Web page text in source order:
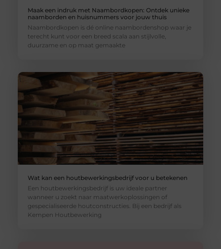
Maak een indruk met Naambordkopen: Ontdek unieke
naamborden en huisnummers voor jouw thuis
Naambordkopen is dé online naambordenshop waar je
terecht kunt voor een breed scala aan stijlvolle,
duurzame en op maat gemaakte
Wat kan een houtbewerkingsbedrijf voor u betekenen
Een houtbewerkingsbedrijf is uw ideale partner
wanneer u zoekt naar maatwerkoplossingen of
gespecialiseerde houtconstructies. Bij een bedrijf als
Kempen Houtbewerking